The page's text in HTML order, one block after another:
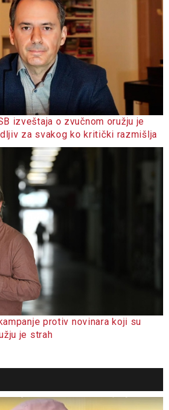
izveštaja o zvučnom oružju je
za svakog ko kritički razmišlja
protiv novinara koji su
je strah